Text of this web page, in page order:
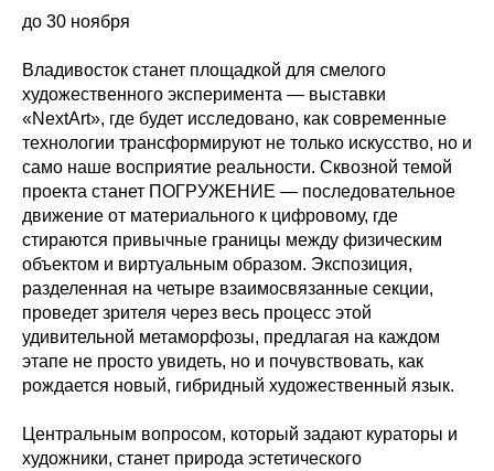
до 30 ноября
Владивосток станет площадкой для смелого
художественного эксперимента — выставки
«NextArt», где будет исследовано, как современные
технологии трансформируют не только искусство, но и
само наше восприятие реальности. Сквозной темой
проекта станет ПОГРУЖЕНИЕ — последовательное
движение от материального к цифровому, где
стираются привычные границы между физическим
объектом и виртуальным образом. Экспозиция,
разделенная на четыре взаимосвязанные секции,
проведет зрителя через весь процесс этой
удивительной метаморфозы, предлагая на каждом
этапе не просто увидеть, но и почувствовать, как
рождается новый, гибридный художественный язык.
Центральным вопросом, который задают кураторы и
художники, станет природа эстетического